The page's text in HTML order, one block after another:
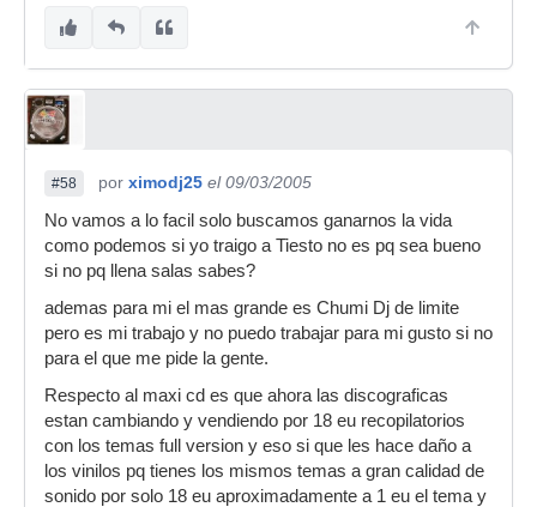
#58 por ximodj25 el 09/03/2005
No vamos a lo facil solo buscamos ganarnos la vida
como podemos si yo traigo a Tiesto no es pq sea bueno
si no pq llena salas sabes?
ademas para mi el mas grande es Chumi Dj de limite
pero es mi trabajo y no puedo trabajar para mi gusto si no
para el que me pide la gente.
Respecto al maxi cd es que ahora las discograficas
estan cambiando y vendiendo por 18 eu recopilatorios
con los temas full version y eso si que les hace daño a
los vinilos pq tienes los mismos temas a gran calidad de
sonido por solo 18 eu aproximadamente a 1 eu el tema y